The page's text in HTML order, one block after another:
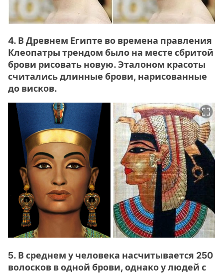
4. В Древнем Египте во времена правления
Клеопатры трендом было на месте сбритой
брови рисовать новую. Эталоном красоты
считались длинные брови, нарисованные
до висков.
5. В среднем у человека насчитывается 250
волосков в одной брови, однако у людей с